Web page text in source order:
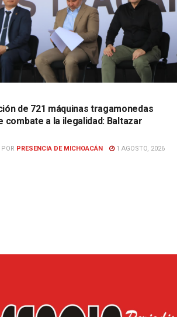
de 721 máquinas tragamonedas
combate a la ilegalidad: Baltazar
PRESENCIA DE MICHOACÁN 1 AGOSTO, 2026